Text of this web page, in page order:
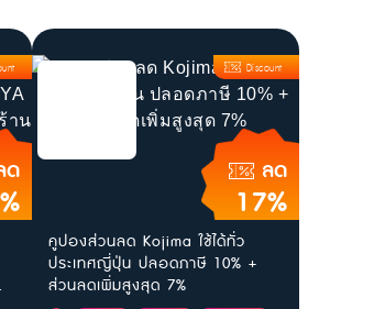
ด ลด
17%
Discount
คูปองส่วนลด Kojima ใช้ได้ทั่ว
ประเทศญี่ปุ่น ปลอดภาษี 10% +
ส่วนลดเพิ่มสูงสุด 7%